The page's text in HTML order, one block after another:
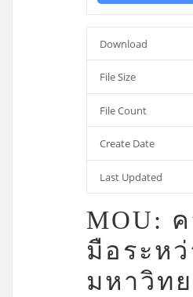
Download
File Size
File Count
Create Date
Last Updated
MOU:
มือระหว่
มหาวิท